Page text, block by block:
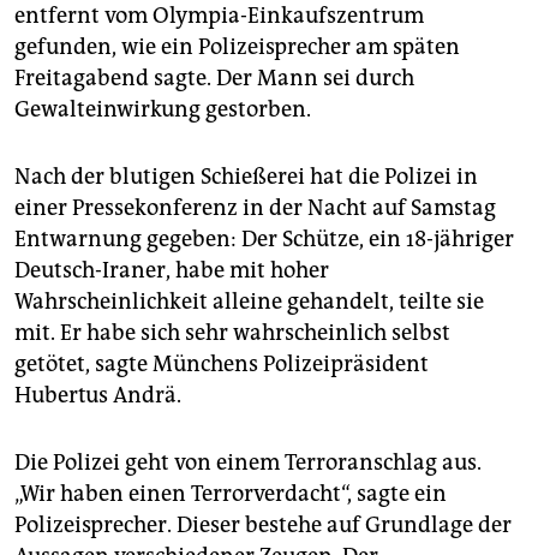
entfernt vom Olympia-Einkaufszentrum
gefunden, wie ein Polizeisprecher am späten
Freitagabend sagte. Der Mann sei durch
Gewalteinwirkung gestorben.
Nach der blutigen Schießerei hat die Polizei in
einer Pressekonferenz in der Nacht auf Samstag
Entwarnung gegeben: Der Schütze, ein 18-jähriger
Deutsch-Iraner, habe mit hoher
Wahrscheinlichkeit alleine gehandelt, teilte sie
mit. Er habe sich sehr wahrscheinlich selbst
getötet, sagte Münchens Polizeipräsident
Hubertus Andrä.
Die Polizei geht von einem Terroranschlag aus.
„Wir haben einen Terrorverdacht“, sagte ein
Polizeisprecher. Dieser bestehe auf Grundlage der